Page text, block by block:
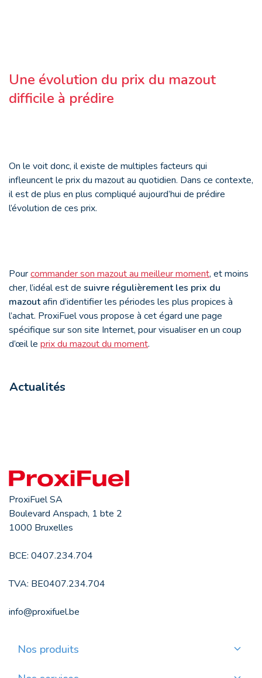
Une évolution du prix du mazout
difficile à prédire
On le voit donc, il existe de multiples facteurs qui
infleuncent le prix du mazout au quotidien. Dans ce contexte,
il est de plus en plus compliqué aujourd’hui de prédire
l’évolution de ces prix.
Pourcommander son mazout au meilleur moment, et moins
cher, l’idéal est de suivre régulièrement les prix du
mazoutafin d’identifier les périodes les plus propices à
l’achat. ProxiFuel vous propose à cet égard une page
spécifique sur son site Internet, pour visualiser en un coup
d’œil le prix du mazout du moment.
Actualités
ProxiFuel SA
Boulevard Anspach, 1 bte 2
1000 Bruxelles
BCE: 0407.234.704
TVA: BE0407.234.704
info@proxifuel.be
Nos produits